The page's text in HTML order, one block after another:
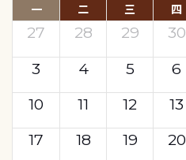
一 二 三 四
27 28 29 30
3
4 5 6
10
11 12 13
17
18 19 20